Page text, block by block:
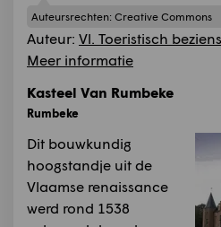
Auteursrechten: Creative Commons
Auteur: Vl. Toeristisch
Meer informatie
Kasteel Van Rumbeke
Rumbeke
Dit bouwkundig
hoogstandje uit de
Vlaamse renaissance
werd rond 1538